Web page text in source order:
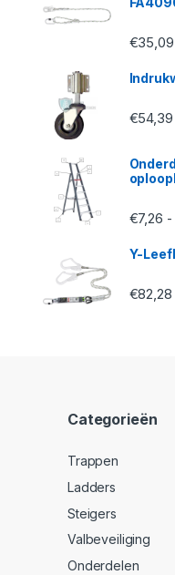
€35,09
€54,39
€7,26 -
Y-
€82,28
Categorieën
Trappen
Ladders
Steigers
Valbeveiliging
Onderdelen